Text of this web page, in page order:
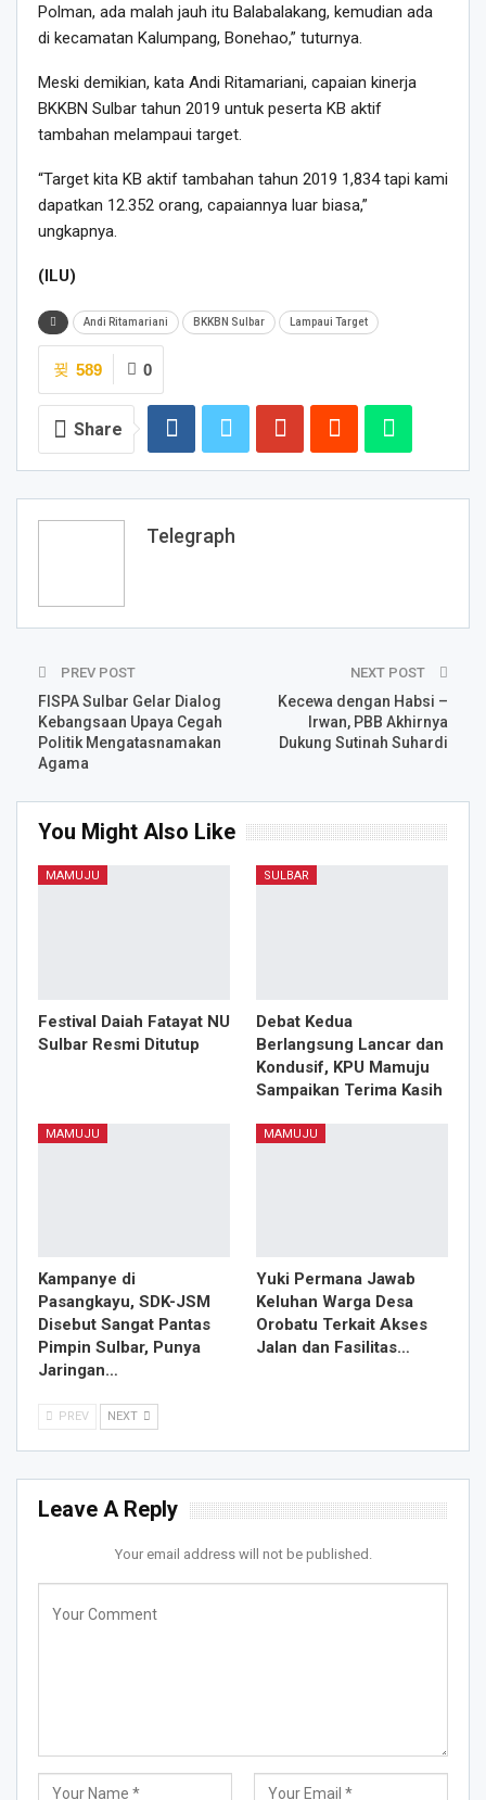
Polman, ada malah jauh itu Balabalakang, kemudian ada
di kecamatan Kalumpang, Bonehao,” tuturnya.
Meski demikian, kata Andi Ritamariani, capaian kinerja
BKKBN Sulbar tahun 2019 untuk peserta KB aktif
tambahan melampaui target.
“Target kita KB aktif tambahan tahun 2019 1,834 tapi kami
dapatkan 12.352 orang, capaiannya luar biasa,”
ungkapnya.
(ILU)
Andi Ritamariani BKKBN Sulbar Lampaui Target
0
589
Share
Telegraph
PREV POST
FISPA Sulbar Gelar Dialog
Kebangsaan Upaya Cegah
Politik Mengatasnamakan
Agama
NEXT POST
Kecewa dengan Habsi –
Irwan, PBB Akhirnya
Dukung Sutinah Suhardi
You Might Also Like
MAMUJU
Festival Daiah Fatayat NU
Sulbar Resmi Ditutup
SULBAR
Debat Kedua
Berlangsung Lancar dan
Kondusif, KPU Mamuju
Sampaikan Terima Kasih
MAMUJU
Kampanye di
Pasangkayu, SDK-JSM
Disebut Sangat Pantas
Pimpin Sulbar, Punya
Jaringan…
MAMUJU
Yuki Permana Jawab
Keluhan Warga Desa
Orobatu Terkait Akses
Jalan dan Fasilitas…
PREV NEXT
Leave A Reply
Your email address will not be published.